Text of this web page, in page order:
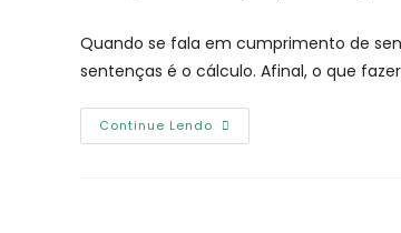
Quando se fala em cumprimento de
sentenças é o cálculo. Afinal, o que
Continue Lendo